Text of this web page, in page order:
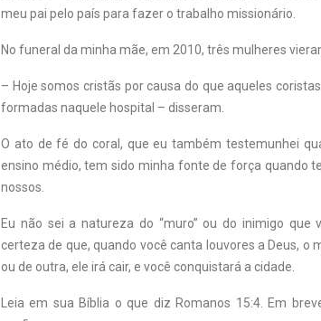
meu pai pelo país para fazer o trabalho missionário.
No funeral da minha mãe, em 2010, três mulheres
– Hoje somos cristãs por causa do que aqueles
formadas naquele hospital – disseram.
O ato de fé do coral, que eu também testemunhei
ensino médio, tem sido minha fonte de força quando
nossos.
Eu não sei a natureza do “muro” ou do inimigo
certeza de que, quando você canta louvores a Deus, o
ou de outra, ele irá cair, e você conquistará a cidade.
Leia em sua Bíblia o que diz Romanos 15:4. Em